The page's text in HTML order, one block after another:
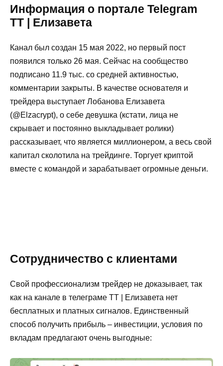
Информация о портале Telegram
TT | Елизавета
Канал был создан 15 мая 2022, но первый пост
появился только 26 мая. Сейчас на сообщество
подписано 11.9 тыс. со средней активностью,
комментарии закрыты. В качестве основателя и
трейдера выступает Лобанова Елизавета
(@Elzacrypt), о себе девушка (кстати, лица не
скрывает и постоянно выкладывает ролики)
рассказывает, что является миллионером, а весь свой
капитал сколотила на трейдинге. Торгует криптой
вместе с командой и зарабатывает огромные деньги.
Сотрудничество с клиентами
Свой профессионализм трейдер не доказывает, так
как на канале в телеграме TT | Елизавета нет
бесплатных и платных сигналов. Единственный
способ получить прибыль – инвестиции, условия по
вкладам предлагают очень выгодные: